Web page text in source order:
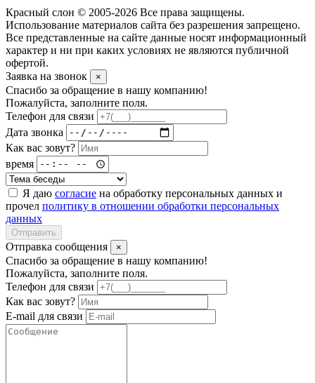
Красный слон © 2005-2026 Все права защищены.
Использование материалов сайта без разрешения запрещено.
Все представленные на сайте данные носят информационный
характер и ни при каких условиях не являются публичной
офертой.
Заявка на звонок
×
Спасибо за обращение в нашу компанию!
Пожалуйста, заполните поля.
Телефон для связи
Дата звонка
Как вас зовут?
время
Я даю согласие на обработку персональных данных и
прочел политику в отношении обработки персональных
данных
Отправить
Отправка сообщения ×
Спасибо за обращение в нашу компанию!
Пожалуйста, заполните поля.
Телефон для связи
Как вас зовут?
E-mail для связи